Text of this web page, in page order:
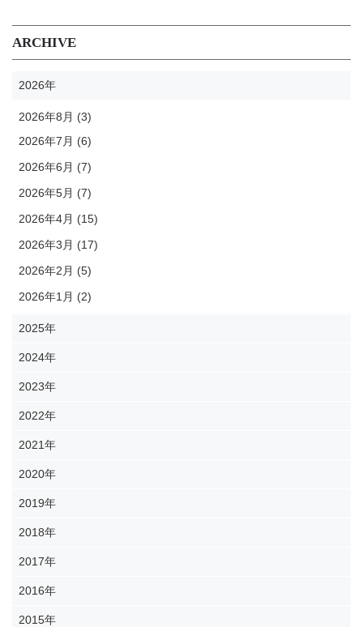
ARCHIVE
2026年
2026年8月 (3)
2026年7月 (6)
2026年6月 (7)
2026年5月 (7)
2026年4月 (15)
2026年3月 (17)
2026年2月 (5)
2026年1月 (2)
2025年
2024年
2023年
2022年
2021年
2020年
2019年
2018年
2017年
2016年
2015年